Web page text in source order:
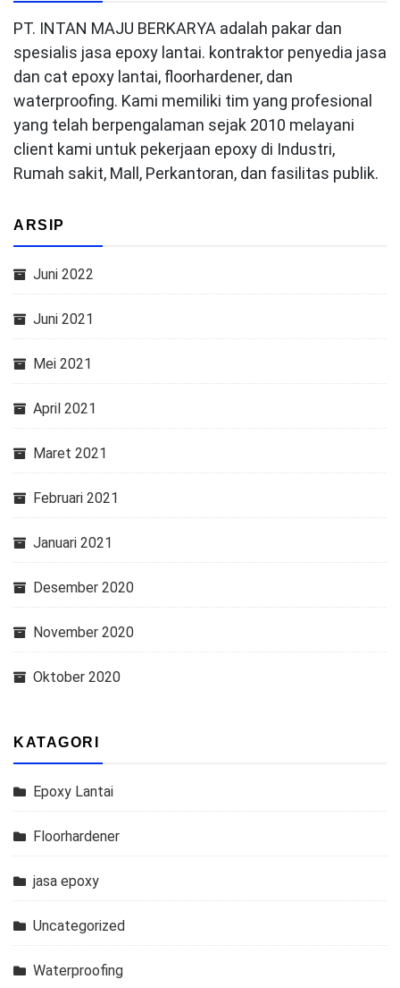
PT. INTAN MAJU BERKARYA adalah pakar dan
spesialis jasa epoxy lantai. kontraktor penyedia jasa
dan cat epoxy lantai, floorhardener, dan
waterproofing. Kami memiliki tim yang profesional
yang telah berpengalaman sejak 2010 melayani
client kami untuk pekerjaan epoxy di Industri,
Rumah sakit, Mall, Perkantoran, dan fasilitas publik.
ARSIP
Juni 2022
Juni 2021
Mei 2021
April 2021
Maret 2021
Februari 2021
Januari 2021
Desember 2020
November 2020
Oktober 2020
KATAGORI
Epoxy Lantai
Floorhardener
jasa epoxy
Uncategorized
Waterproofing